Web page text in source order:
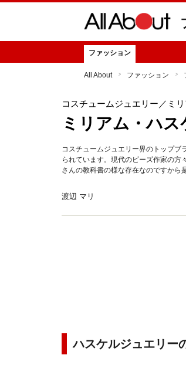
ファッション
All About ファッション
コスチュームジュエリー ／ミ
ミリアム・ハ
コスチュームジュエリー界のトップブ
られています。現代のビーズ作家の方
さんの教科書の様な存在なのですから
渡辺 マリ
ハスケルジュエリー